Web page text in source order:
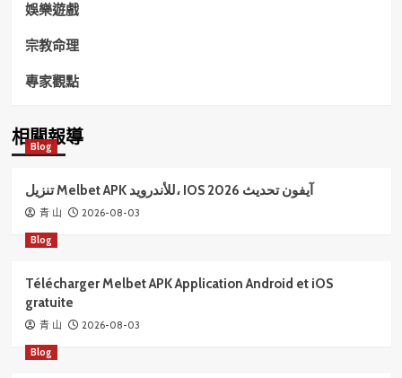
娛樂遊戲
宗教命理
專家觀點
相關報導
Blog
تنزيل Melbet APK للأندرويد، IOS آيفون تحديث 2026
青 山 2026-08-03
Blog
Télécharger Melbet APK Application Android et iOS
gratuite
青 山 2026-08-03
Blog